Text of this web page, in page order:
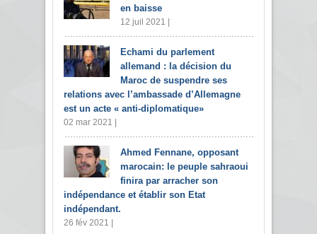
en baisse
12 juil 2021 |
Echami du parlement
allemand : la décision du
Maroc de suspendre ses
relations avec l’ambassade d’Allemagne
est un acte « anti-diplomatique»
02 mar 2021 |
Ahmed Fennane, opposant
marocain: le peuple sahraoui
finira par arracher son
indépendance et établir son Etat
indépendant.
26 fév 2021 |